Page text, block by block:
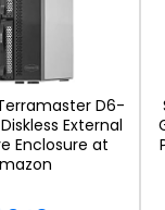
D6-
External
Enclosure at